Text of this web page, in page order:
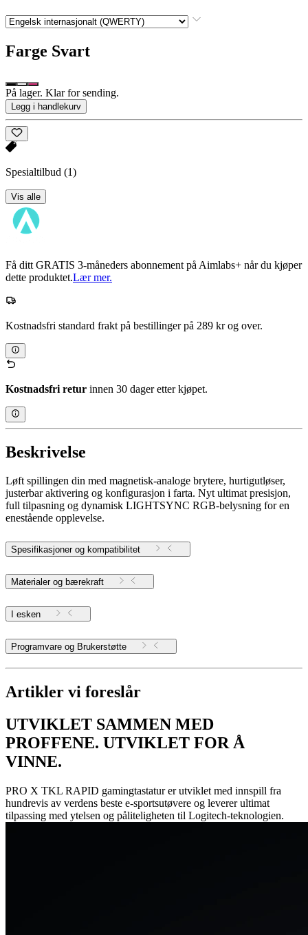
Farge Svart
På lager. Klar for sending.
Legg i handlekurv
Spesialtilbud (1)
Vis alle
Få ditt GRATIS 3-måneders abonnement på Aimlabs+ når du kjøper
dette produktet.Lær mer.
Kostnadsfri standard frakt på bestillinger på 289 kr og over.
Kostnadsfri retur innen 30 dager etter kjøpet.
Beskrivelse
Løft spillingen din med magnetisk-analoge brytere, hurtigutløser,
justerbar aktivering og konfigurasjon i farta. Nyt ultimat presisjon,
full tilpasning og dynamisk LIGHTSYNC RGB-belysning for en
enestående opplevelse.
Spesifikasjoner og kompatibilitet
Materialer og bærekraft
I esken
Programvare og Brukerstøtte
Artikler vi foreslår
UTVIKLET SAMMEN MED
PROFFENE. UTVIKLET FOR Å
VINNE.
PRO X TKL RAPID gamingtastatur er utviklet med innspill fra
hundrevis av verdens beste e-sportsutøvere og leverer ultimat
tilpassing med ytelsen og påliteligheten til Logitech-teknologien.